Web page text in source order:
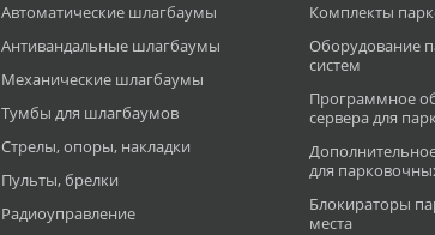
Автоматические шлагбаумы
Антивандальные шлагбаумы
Механические шлагбаумы
Тумбы для шлагбаумов
Стрелы, опоры, накладки
Пульты, брелки
Радиоуправление
Комплекты
Оборудование
систем
Программное
сервера для
для
Блокираторы
места